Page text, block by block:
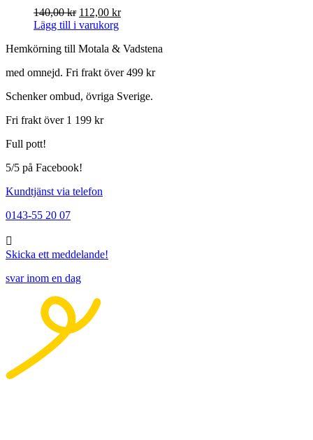
140,00kr Det
ursprungliga
var:
112,00 krDet
är:
Lägg till i varukorg
Hemkörning till Motala & Vadstena
med omnejd. Fri frakt över 499 kr
Schenker ombud, övriga Sverige.
Fri frakt över 1 199 kr
Full pott!
5/5 på Facebook!
Kundtjänst via telefon
0143-55 20 07
Skicka ett meddelande!
svar inom en dag